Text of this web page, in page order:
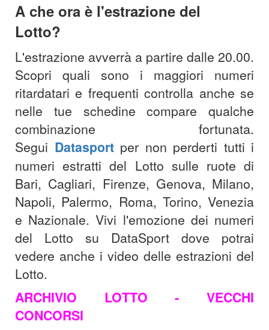
A che ora è l'estrazione del
Lotto?
L'estrazione avverrà a partire dalle 20.00.
Scopri quali sono i maggiori numeri
ritardatari e frequenti controlla anche se
nelle tue schedine compare qualche
combinazione fortunata.
Segui Datasport per non perderti tutti i
numeri estratti del Lotto sulle ruote di
Bari, Cagliari, Firenze, Genova, Milano,
Napoli, Palermo, Roma, Torino, Venezia
e Nazionale. Vivi l'emozione dei numeri
del Lotto su DataSport dove potrai
vedere anche i video delle estrazioni del
Lotto.
ARCHIVIO LOTTO - VECCHI
CONCORSI